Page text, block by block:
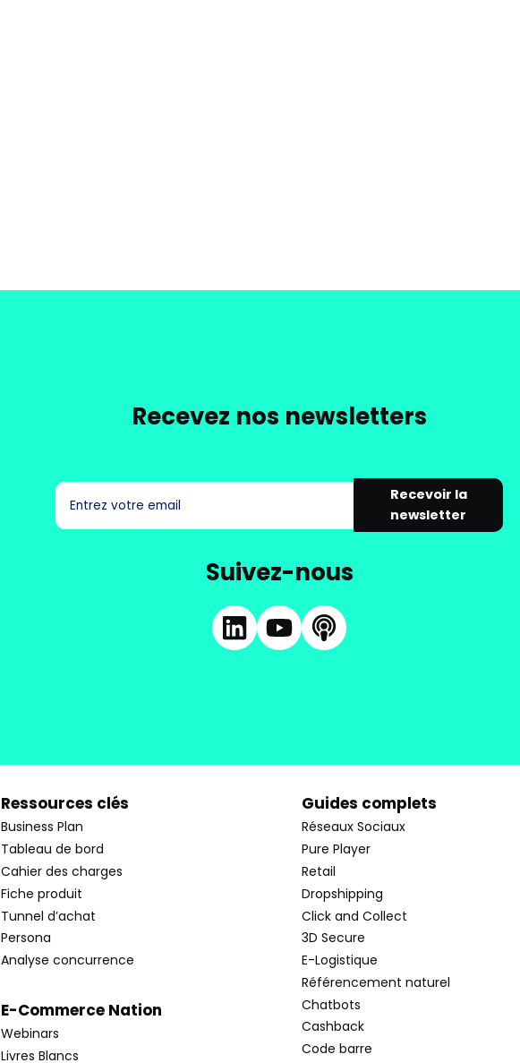
Recevez nos newsletters
Recevoir la
newsletter
Suivez-nous
Ressources clés
Business Plan
Tableau de bord
Cahier des charges
Fiche produit
Tunnel d’achat
Persona
Analyse concurrence
E-Commerce Nation
Webinars
Livres Blancs
Guides complets
Réseaux Sociaux
Pure Player
Retail
Dropshipping
Click and Collect
3D Secure
E-Logistique
Référencement naturel
Chatbots
Cashback
Code barre